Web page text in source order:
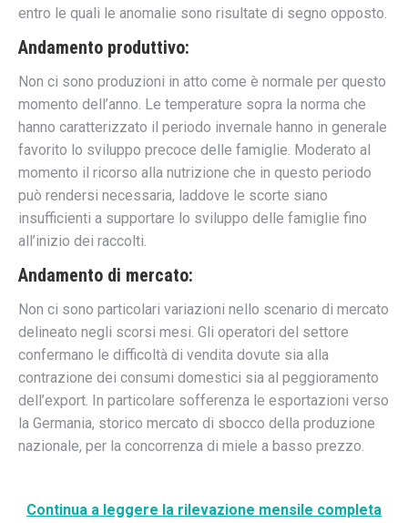
entro le quali le anomalie sono risultate di segno opposto.
Andamento produttivo:
Non ci sono produzioni in atto come è normale per questo
momento dell’anno. Le temperature sopra la norma che
hanno caratterizzato il periodo invernale hanno in generale
favorito lo sviluppo precoce delle famiglie. Moderato al
momento il ricorso alla nutrizione che in questo periodo
può rendersi necessaria, laddove le scorte siano
insufficienti a supportare lo sviluppo delle famiglie fino
all’inizio dei raccolti.
Andamento di mercato:
Non ci sono particolari variazioni nello scenario di mercato
delineato negli scorsi mesi. Gli operatori del settore
confermano le difficoltà di vendita dovute sia alla
contrazione dei consumi domestici sia al peggioramento
dell’export. In particolare sofferenza le esportazioni verso
la Germania, storico mercato di sbocco della produzione
nazionale, per la concorrenza di miele a basso prezzo.
Continua a leggere la rilevazione mensile completa